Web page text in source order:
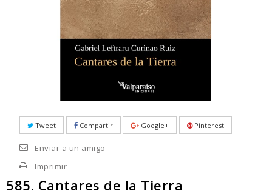
Tweet Compartir Google+ Pinterest
Enviar a un amigo
Imprimir
585. Cantares de la Tierra